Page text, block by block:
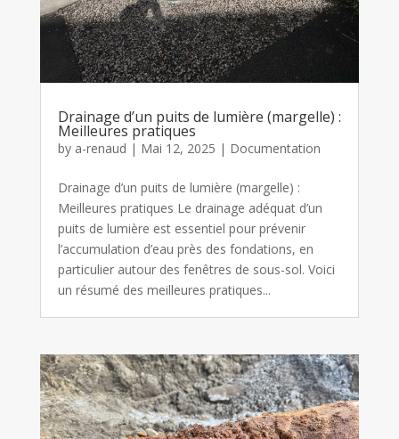
Drainage d’un puits de lumière (margelle) :
Meilleures pratiques
by a-renaud | Mai 12, 2025 | Documentation
Drainage d’un puits de lumière (margelle) :
Meilleures pratiques Le drainage adéquat d’un
puits de lumière est essentiel pour prévenir
l’accumulation d’eau près des fondations, en
particulier autour des fenêtres de sous-sol. Voici
un résumé des meilleures pratiques...